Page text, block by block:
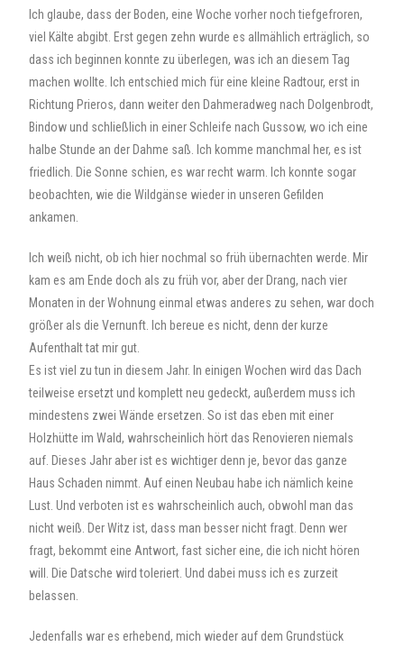
Ich glaube, dass der Boden, eine Woche vorher noch tiefgefroren,
viel Kälte abgibt. Erst gegen zehn wurde es allmählich erträglich, so
dass ich beginnen konnte zu überlegen, was ich an diesem Tag
machen wollte. Ich entschied mich für eine kleine Radtour, erst in
Richtung Prieros, dann weiter den Dahmeradweg nach Dolgenbrodt,
Bindow und schließlich in einer Schleife nach Gussow, wo ich eine
halbe Stunde an der Dahme saß. Ich komme manchmal her, es ist
friedlich. Die Sonne schien, es war recht warm. Ich konnte sogar
beobachten, wie die Wildgänse wieder in unseren Gefilden
ankamen.
Ich weiß nicht, ob ich hier nochmal so früh übernachten werde. Mir
kam es am Ende doch als zu früh vor, aber der Drang, nach vier
Monaten in der Wohnung einmal etwas anderes zu sehen, war doch
größer als die Vernunft. Ich bereue es nicht, denn der kurze
Aufenthalt tat mir gut.
Es ist viel zu tun in diesem Jahr. In einigen Wochen wird das Dach
teilweise ersetzt und komplett neu gedeckt, außerdem muss ich
mindestens zwei Wände ersetzen. So ist das eben mit einer
Holzhütte im Wald, wahrscheinlich hört das Renovieren niemals
auf. Dieses Jahr aber ist es wichtiger denn je, bevor das ganze
Haus Schaden nimmt. Auf einen Neubau habe ich nämlich keine
Lust. Und verboten ist es wahrscheinlich auch, obwohl man das
nicht weiß. Der Witz ist, dass man besser nicht fragt. Denn wer
fragt, bekommt eine Antwort, fast sicher eine, die ich nicht hören
will. Die Datsche wird toleriert. Und dabei muss ich es zurzeit
belassen.
Jedenfalls war es erhebend, mich wieder auf dem Grundstück